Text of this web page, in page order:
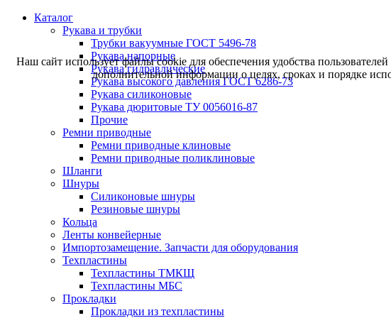
Каталог
Рукава и трубки
Трубки вакуумные ГОСТ 5496-78
Рукава напорные
Рукава гидравлические
Рукава высокого давления ГОСТ 6286-73
Рукава силиконовые
Рукава дюритовые ТУ 0056016-87
Прочие
Ремни приводные
Ремни приводные клиновые
Ремни приводные поликлиновые
Шланги
Шнуры
Силиконовые шнуры
Резиновые шнуры
Кольца
Ленты конвейерные
Импортозамещение. Запчасти для оборудования
Техпластины
Техпластины ТМКЩ
Техпластины МБС
Прокладки
Прокладки из техпластины
Наш сайт использует файлы cookie для обеспечения удобства
дополнительной информации о целях, сроках и порядке